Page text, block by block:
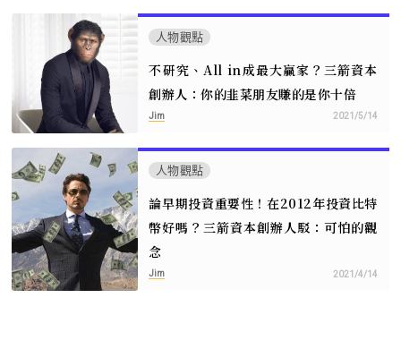
人物觀點
不研究、All in成最大贏家？三箭資本
創辦人：你的韭菜朋友賺的是你十倍
Jim 2021/5/14
人物觀點
論早期投資重要性！在2012年投資比特
幣好嗎？三箭資本創辦人駁：可怕的觀
念
Jim 2021/4/14